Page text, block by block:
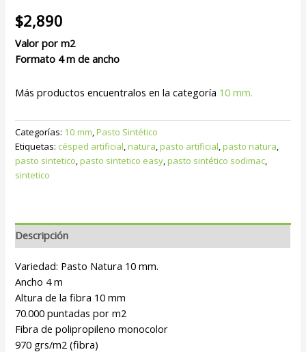
$2,890
Valor por m2
Formato 4 m de ancho
Más productos encuentralos en la categoría 10 mm.
Categorías: 10 mm,Pasto Sintético
Etiquetas: césped artificial,natura,pasto artificial,pasto natura,
pasto sintetico,pasto sintetico easy,pasto sintético sodimac,
sintetico
Descripción
Variedad: Pasto Natura 10 mm.
Ancho 4 m
Altura de la fibra 10 mm
70.000 puntadas por m2
Fibra de polipropileno monocolor
970 grs/m2 (fibra)